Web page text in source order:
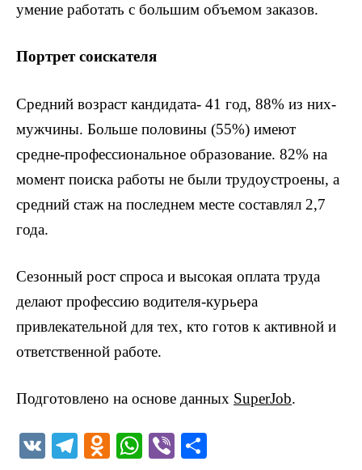
умение работать с большим объемом заказов.
Портрет соискателя
Средний возраст кандидата- 41 год, 88% из них-
мужчины. Больше половины (55%) имеют
средне-профессиональное образование. 82% на
момент поиска работы не были трудоустроены, а
средний стаж на последнем месте составлял 2,7
года.
Сезонный рост спроса и высокая оплата труда
делают профессию водителя-курьера
привлекательной для тех, кто готов к активной и
ответственной работе.
Подготовлено на основе данных SuperJob.
V
T
O W Vi